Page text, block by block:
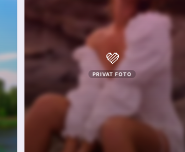
💜
PRIVAT FOTO